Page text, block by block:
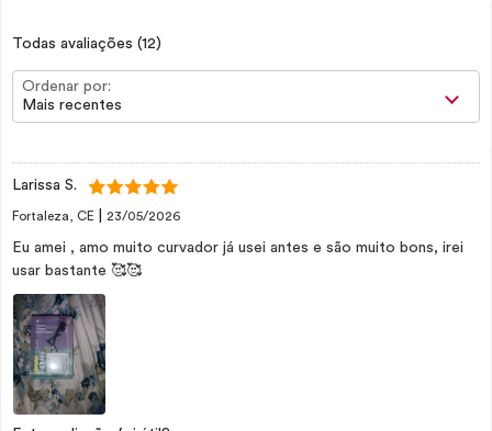
Todas avaliações (12)
Ordenar por:
Mais recentes
Larissa S.
Fortaleza, CE 23/05/2026
Eu amei , amo muito curvador já usei antes e são muito bons, irei
usar bastante 🥰🥰